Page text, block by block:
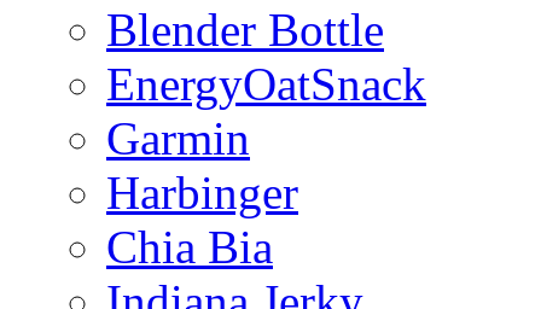
Blender Bottle
EnergyOatSnack
Garmin
Harbinger
Chia Bia